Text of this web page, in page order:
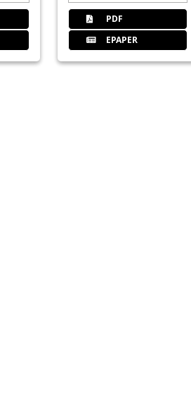
PDF
EPAPER